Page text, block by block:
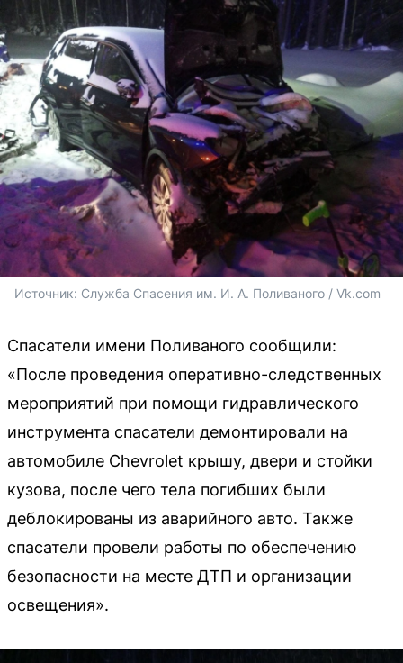
Источник: Служба Спасения им. И. А. Поливаного / Vk.com
Спасатели имени Поливаного сообщили:
«После проведения оперативно-следственных
мероприятий при помощи гидравлического
инструмента спасатели демонтировали на
автомобиле Chevrolet крышу, двери и стойки
кузова, после чего тела погибших были
деблокированы из аварийного авто. Также
спасатели провели работы по обеспечению
безопасности на месте ДТП и организации
освещения».